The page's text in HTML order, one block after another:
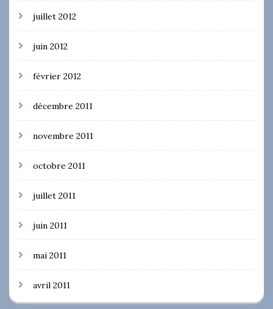
juillet 2012
juin 2012
février 2012
décembre 2011
novembre 2011
octobre 2011
juillet 2011
juin 2011
mai 2011
avril 2011